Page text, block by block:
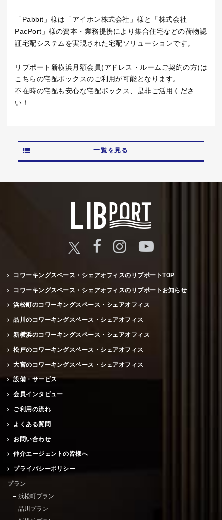
「Pabbit」様は「アイホン株式会社」様と「株式会社
PacPort」様の資本・業務提携により集合住宅などの荷物認
証宅配システムを実現された宅配ソリューションです。
リブポート新横浜月額会員(アドレス・ルームご契約の方)は
こちらの宅配ボックスのご利用が可能となります。
不在時の宅配も安心な宅配ボックス、是非ご活用くださ
い！
一覧を見る
コワーキングスペース・シェアオフィスのリブポートTOP
コワーキングスペース・シェアオフィスのリブポートお知らせ
浜松町のコワーキングスペース・シェアオフィス
品川のコワーキングスペース・シェアオフィス
新横浜のコワーキングスペース・シェアオフィス
松戸のコワーキングスペース・シェアオフィス
大宮のコワーキングスペース・シェアオフィス
設備・サービス
会員インタビュー
ご利用の流れ
よくある質問
お問い合わせ
仲介エージェントの皆様へ
プライバシーポリシー
プラン
浜松町プラン
品川プラン